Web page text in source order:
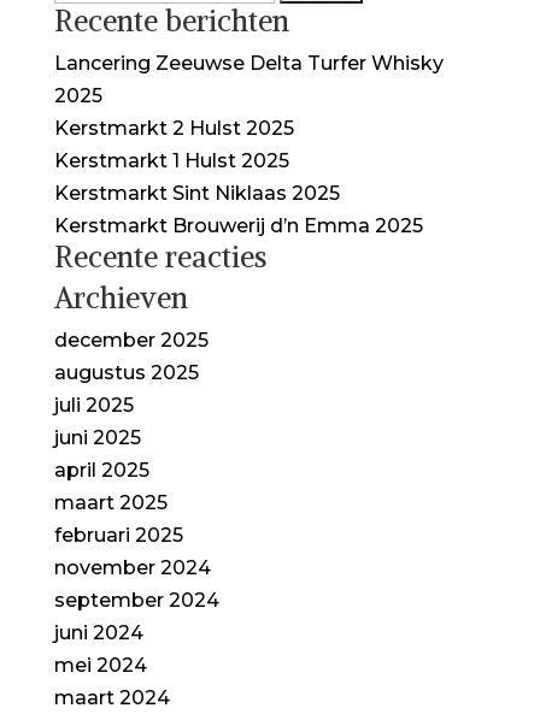
naar:
Recente berichten
Lancering Zeeuwse Delta Turfer Whisky
2025
Kerstmarkt 2 Hulst 2025
Kerstmarkt 1 Hulst 2025
Kerstmarkt Sint Niklaas 2025
Kerstmarkt Brouwerij d’n Emma 2025
Recente reacties
Archieven
december 2025
augustus 2025
juli 2025
juni 2025
april 2025
maart 2025
februari 2025
november 2024
september 2024
juni 2024
mei 2024
maart 2024